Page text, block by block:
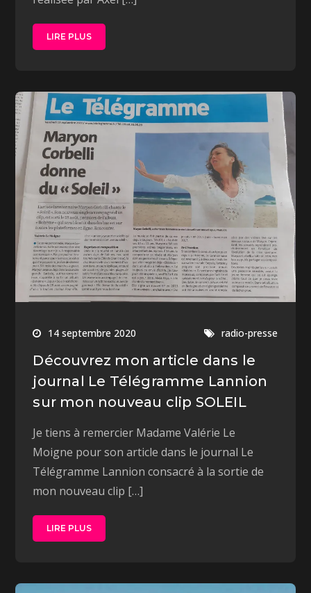
LIRE PLUS
14 septembre 2020 radio-presse
Découvrez mon article dans le
journal Le Télégramme Lannion
sur mon nouveau clip SOLEIL
Je tiens à remercier Madame Valérie Le
Moigne pour son article dans le journal Le
Télégramme Lannion consacré à la sortie de
mon nouveau clip […]
LIRE PLUS